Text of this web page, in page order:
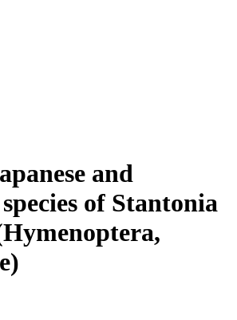
and
of Stantonia